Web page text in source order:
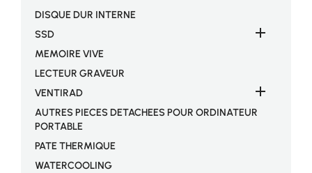
DISQUE DUR INTERNE
SSD

MEMOIRE VIVE
LECTEUR GRAVEUR
VENTIRAD

AUTRES PIECES DETACHEES POUR ORDINATEUR
PORTABLE
PATE THERMIQUE
WATERCOOLING